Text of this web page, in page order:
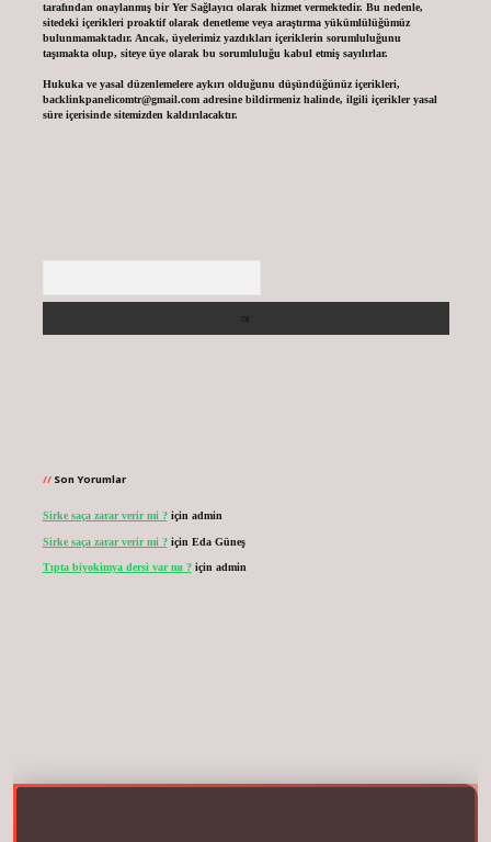
tarafından onaylanmış bir Yer Sağlayıcı olarak hizmet vermektedir. Bu nedenle,
sitedeki içerikleri proaktif olarak denetleme veya araştırma yükümlülüğümüz
bulunmamaktadır. Ancak, üyelerimiz yazdıkları içeriklerin sorumluluğunu
taşımakta olup, siteye üye olarak bu sorumluluğu kabul etmiş sayılırlar.
Hukuka ve yasal düzenlemelere aykırı olduğunu düşündüğünüz içerikleri,
backlinkpanelicomtr@gmail.comadresine bildirmeniz halinde, ilgili içerikler yasal
süre içerisinde sitemizden kaldırılacaktır.
Son Yorumlar
Sirke saça zarar verir mi ?için admin
Sirke saça zarar verir mi ?için Eda Güneş
Tıpta biyokimya dersi var mı ?için admin